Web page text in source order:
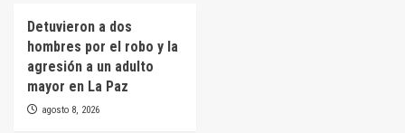
Detuvieron a dos
hombres por el robo y la
agresión a un adulto
mayor en La Paz
agosto 8, 2026